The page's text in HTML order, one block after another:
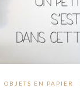
OBJETS EN PAPIER